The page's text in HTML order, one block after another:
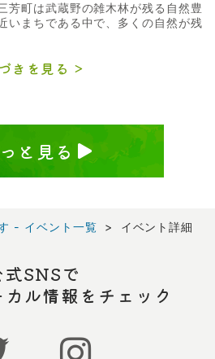
芳町は武蔵野の雑木林が残る自然豊
いまちである中で、多くの自然が残
きを見る
と見る
- イベント一覧 イベント詳細
式SNSで
ル情報をチェック